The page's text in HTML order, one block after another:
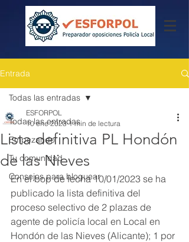
Entrada
Todas las entradas
Empezando
Tu comunidad
Consejos para bloguear
Todas las entradas
Lista definitiva PL Hondón
de las Nieves
ESFORPOL
10 ene 2023 1 min de lectura
En el bop de fecha 10/01/2023 se ha
publicado la lista definitiva del
proceso selectivo de 2 plazas de
agente de policía local en Local en
Hondón de las Nieves (Alicante); 1 por